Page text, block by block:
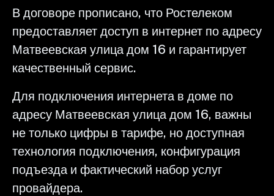
В договоре прописано, что Ростелеком
предоставляет доступ в интернет по адресу
Матвеевская улица дом 16 и гарантирует
качественный сервис.
Для подключения интернета в доме по
адресу Матвеевская улица дом 16, важны
не только цифры в тарифе, но доступная
технология подключения, конфигурация
подъезда и фактический набор услуг
провайдера.